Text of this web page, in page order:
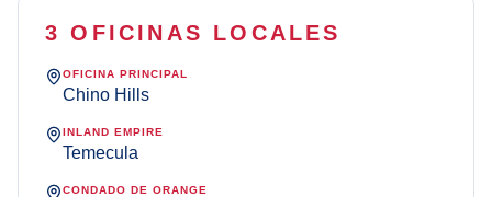
3 OFICINAS LOCALES
OFICINA PRINCIPAL
Chino Hills
INLAND EMPIRE
Temecula
CONDADO DE ORANGE